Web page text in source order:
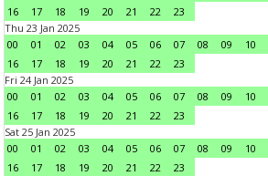
16
17 18 19 20 21 22
23
Thu 23 Jan 2025
00
01 02 03 04 05 06 07 08 09 10
16
17 18 19 20 21 22
23
Fri 24 Jan 2025
00
01 02 03 04 05 06 07 08 09 10
16
17 18 19 20 21 22
23
Sat 25 Jan 2025
00
01 02 03 04 05 06 07 08 09 10
16
17 18 19 20 21 22
23